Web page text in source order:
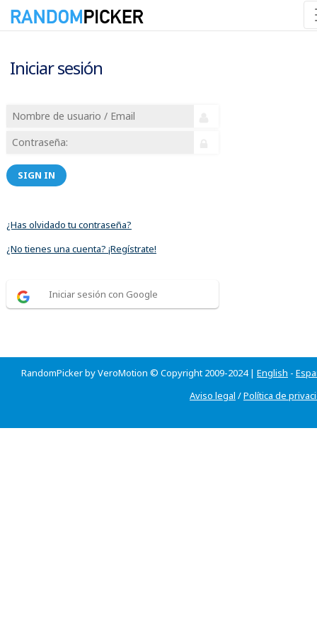
Iniciar sesión
SIGN IN
¿Has olvidado tu contraseña?
¿No tienes una cuenta? ¡Regístrate!
Iniciar sesión con Google
RandomPicker by VeroMotion © Copyright 2009-2024 | English -
Aviso legal /Política de